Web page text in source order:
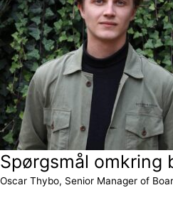
Spørgsmål omkring
Oscar Thybo, Senior Manager of